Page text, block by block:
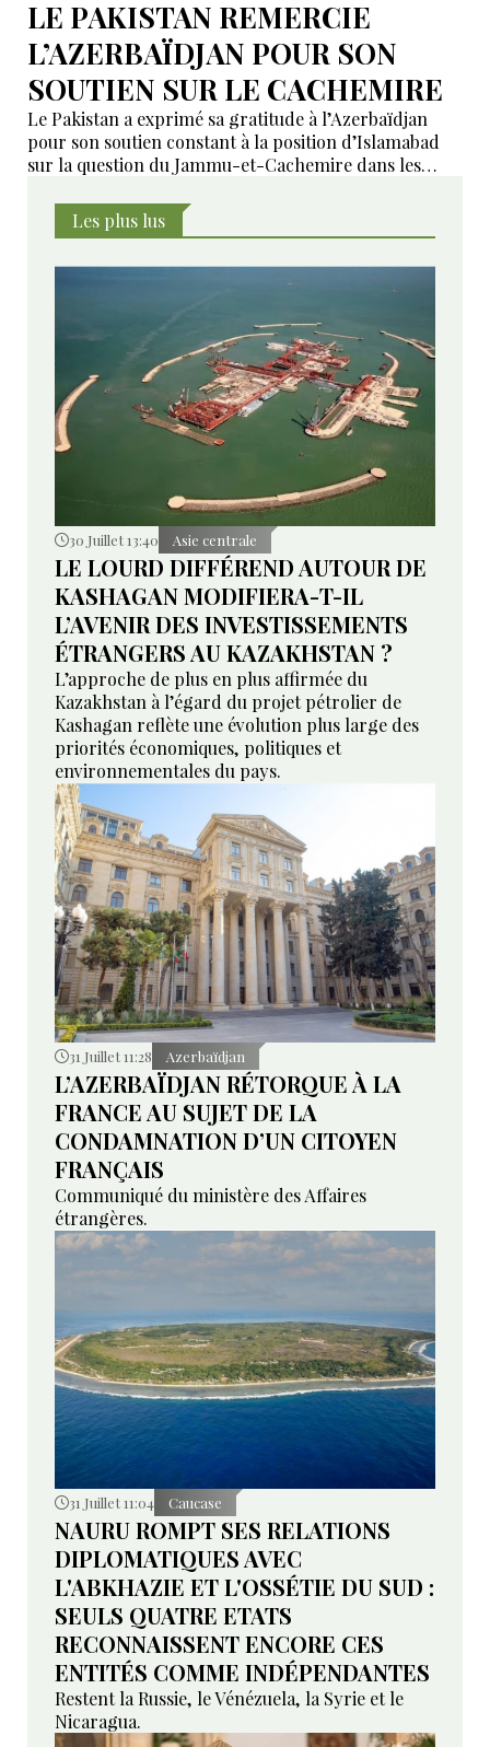
LE PAKISTAN REMERCIE
L’AZERBAÏDJAN POUR SON
SOUTIEN SUR LE CACHEMIRE
Le Pakistan a exprimé sa gratitude à l’Azerbaïdjan
pour son soutien constant à la position d’Islamabad
sur la question du Jammu-et-Cachemire dans les
Les plus lus
30 Juillet 13:40 Asie centrale
LE LOURD DIFFÉREND AUTOUR DE
KASHAGAN MODIFIERA-T-IL
L’AVENIR DES INVESTISSEMENTS
ÉTRANGERS AU KAZAKHSTAN ?
L’approche de plus en plus affirmée du
Kazakhstan à l’égard du projet pétrolier de
Kashagan reflète une évolution plus large des
priorités économiques, politiques et
environnementales du pays.
31 Juillet 11:28 Azerbaïdjan
L’AZERBAÏDJAN RÉTORQUE À LA
FRANCE AU SUJET DE LA
CONDAMNATION D’UN CITOYEN
FRANÇAIS
Communiqué du ministère des Affaires
étrangères.
31 Juillet 11:04 Caucase
NAURU ROMPT SES RELATIONS
DIPLOMATIQUES AVEC
L'ABKHAZIE ET L'OSSÉTIE DU SUD :
SEULS QUATRE ETATS
RECONNAISSENT ENCORE CES
ENTITÉS COMME INDÉPENDANTES
Restent la Russie, le Vénézuela, la Syrie et le
Nicaragua.